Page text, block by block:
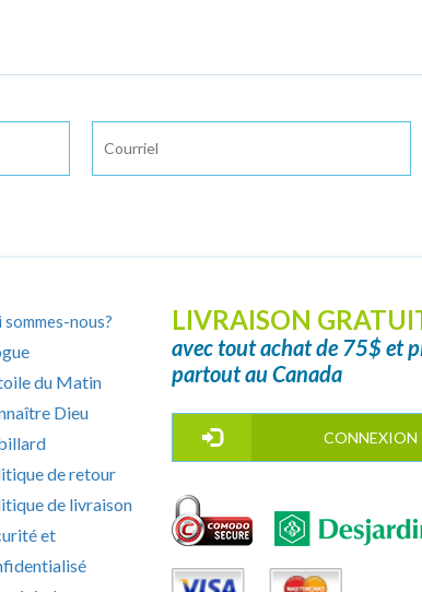
sommes-nous?
du Matin
Dieu
de retour
de livraison
et
LIVRAISON
avec tout achat de 75$ et
partout au Canada
CONNEXION